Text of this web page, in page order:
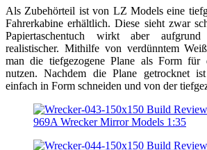
Als Zubehörteil ist von LZ Models eine
Fahrerkabine erhältlich. Diese sieht zwar
Papiertaschentuch wirkt aber
realistischer. Mithilfe von verdünntem
man die tiefgezogene Plane als Form für
nutzen. Nachdem die Plane getrocknet
einfach in Form schneiden und von der